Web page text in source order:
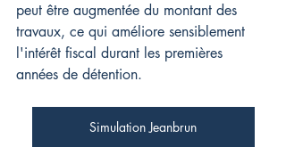
peut être augmentée du montant des
travaux, ce qui améliore sensiblement
l'intérêt fiscal durant les premières
années de détention.
Simulation Jeanbrun